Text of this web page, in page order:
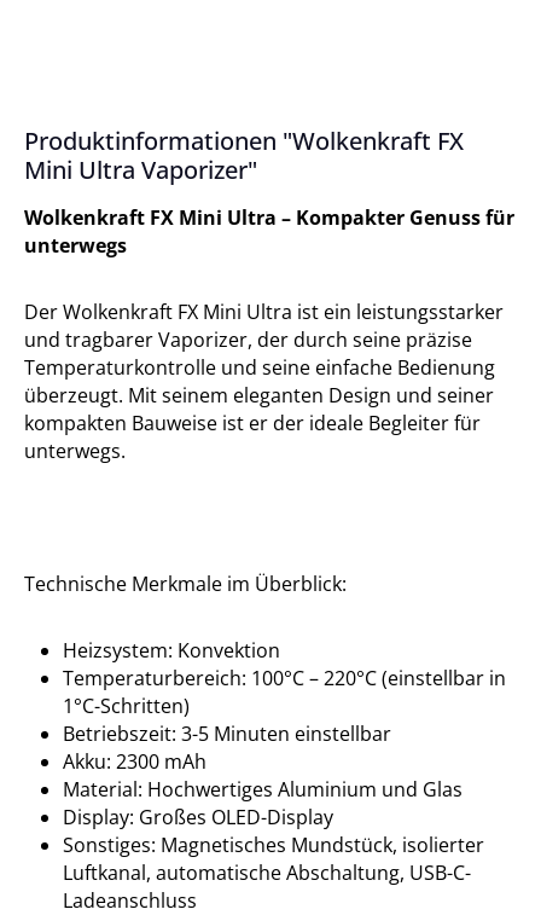
Produktinformationen "Wolkenkraft FX
Mini Ultra Vaporizer"
Wolkenkraft FX Mini Ultra – Kompakter Genuss für
unterwegs
Der Wolkenkraft FX Mini Ultra ist ein leistungsstarker
und tragbarer Vaporizer, der durch seine präzise
Temperaturkontrolle und seine einfache Bedienung
überzeugt. Mit seinem eleganten Design und seiner
kompakten Bauweise ist er der ideale Begleiter für
unterwegs.
Technische Merkmale im Überblick:
Heizsystem: Konvektion
Temperaturbereich: 100°C – 220°C (einstellbar in
1°C-Schritten)
Betriebszeit: 3-5 Minuten einstellbar
Akku: 2300 mAh
Material: Hochwertiges Aluminium und Glas
Display: Großes OLED-Display
Sonstiges: Magnetisches Mundstück, isolierter
Luftkanal, automatische Abschaltung, USB-C-
Ladeanschluss